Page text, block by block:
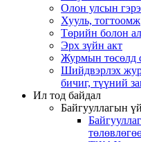
Олон улсын
Хууль, тогтоомж
Төрийн болон
Эрх зүйн акт
Журмын төсөлд
Шийдвэрлэх
бичиг, түүний
Ил тод байдал
Байгууллагын